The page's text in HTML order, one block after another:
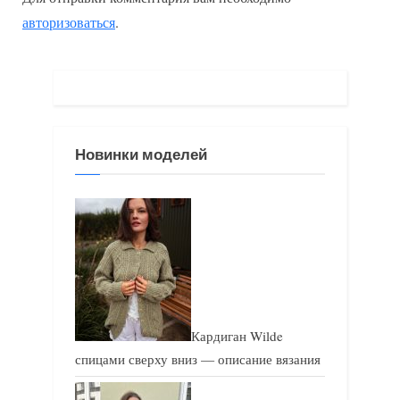
д
у
у
авторизоваться.
Новинки моделей
Кардиган Wilde
спицами сверху вниз — описание вязания